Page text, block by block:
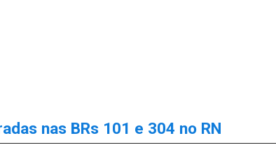
nas BRs 101 e 304 no RN